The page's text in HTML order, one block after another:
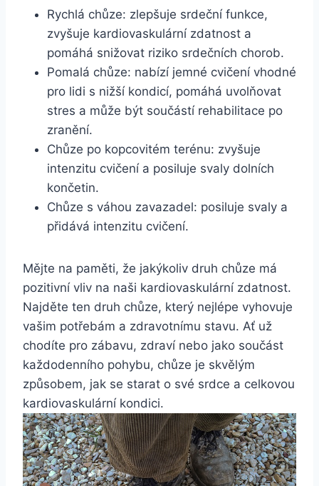
Rychlá chůze: zlepšuje srdeční funkce,
zvyšuje kardiovaskulární zdatnost a
pomáhá snižovat riziko srdečních chorob.
Pomalá chůze: nabízí jemné cvičení vhodné
pro lidi s nižší kondicí, pomáhá uvolňovat
stres a může být součástí rehabilitace po
zranění.
Chůze po kopcovitém terénu: zvyšuje
intenzitu cvičení a posiluje svaly dolních
končetin.
Chůze s váhou zavazadel: posiluje svaly a
přidává intenzitu cvičení.
Mějte na paměti, že jakýkoliv druh chůze má
pozitivní vliv na naši kardiovaskulární zdatnost.
Najděte ten druh chůze, který nejlépe vyhovuje
vašim potřebám a zdravotnímu stavu. Ať už
chodíte pro zábavu, zdraví nebo jako součást
každodenního pohybu, chůze je skvělým
způsobem, jak se starat o své srdce a celkovou
kardiovaskulární kondici.